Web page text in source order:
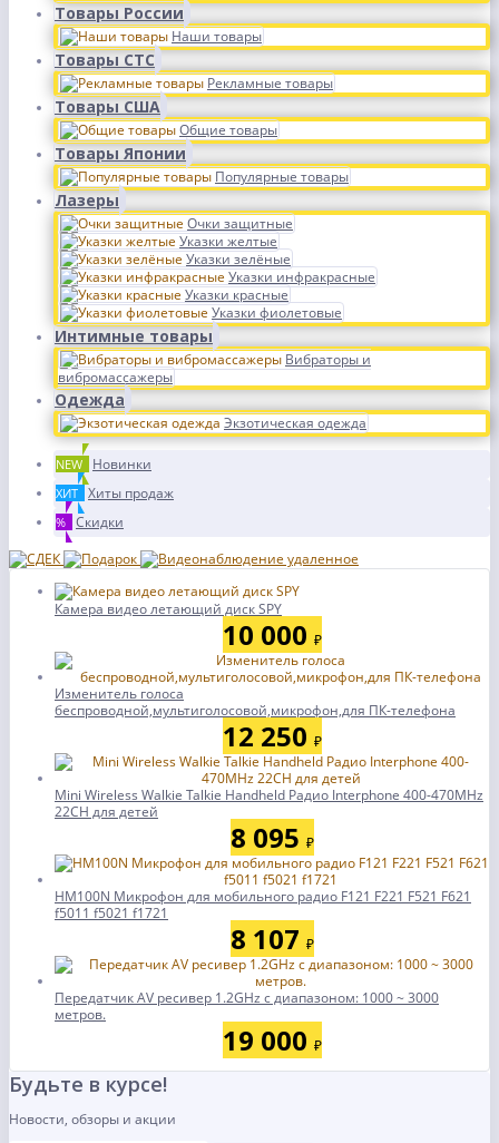
Товары России
Наши товары
Товары СТС
Рекламные товары
Товары США
Общие товары
Товары Японии
Популярные товары
Лазеры
Очки защитные
Указки желтые
Указки зелёные
Указки инфракрасные
Указки красные
Указки фиолетовые
Интимные товары
Вибраторы и
вибромассажеры
Одежда
Экзотическая одежда
NEW Новинки
ХИТ Хиты продаж
% Скидки
Камера видео летающий диск SPY
10 000 ₽
Изменитель голоса
беспроводной,мультиголосовой,микрофон,для ПК-телефона
12 250 ₽
Mini Wireless Walkie Talkie Handheld Радио Interphone 400-470MHz
22CH для детей
8 095 ₽
HM100N Микрофон для мобильного радио F121 F221 F521 F621
f5011 f5021 f1721
8 107 ₽
Передатчик AV ресивер 1.2GHz с диапазоном: 1000 ~ 3000
метров.
19 000 ₽
Будьте в курсе!
Новости, обзоры и акции